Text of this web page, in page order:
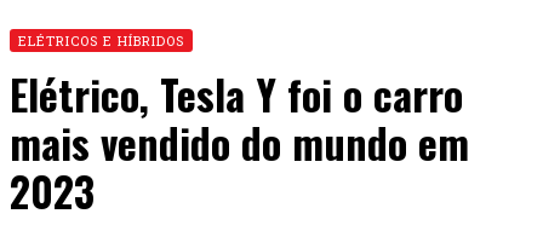
ELÉTRICOS E HÍBRIDOS
Elétrico, Tesla Y foi o carro
mais vendido do mundo em
2023